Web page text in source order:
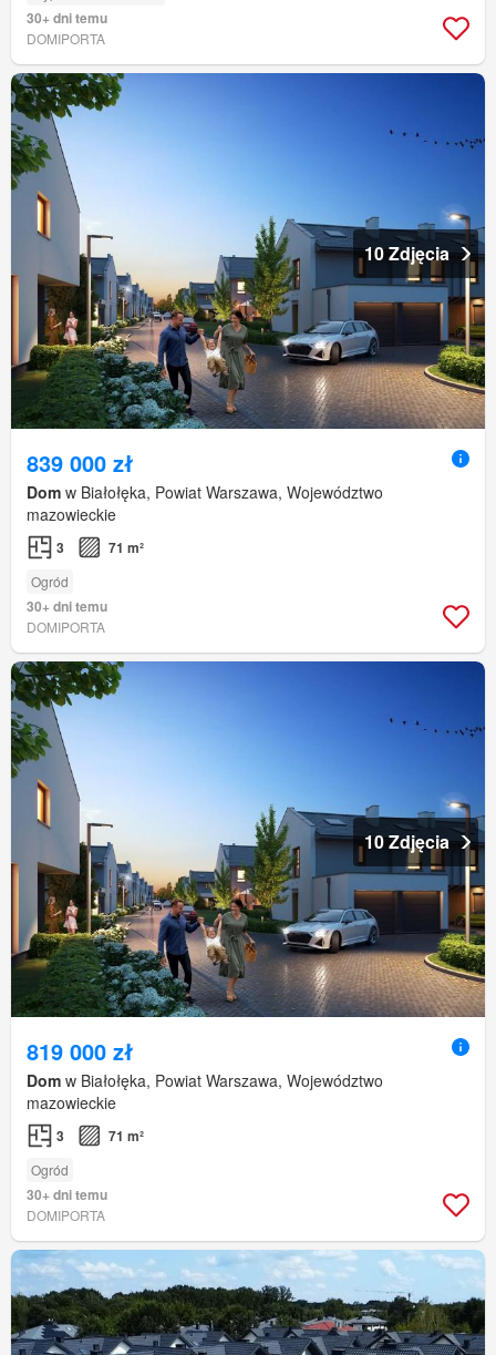
30+ dni temu
DOMIPORTA
10 Zdjęcia
839 000 zł
Dom w Białołęka, Powiat Warszawa, Województwo
mazowieckie
3 71 m²
Ogród
30+ dni temu
DOMIPORTA
10 Zdjęcia
819 000 zł
Dom w Białołęka, Powiat Warszawa, Województwo
mazowieckie
3 71 m²
Ogród
30+ dni temu
DOMIPORTA